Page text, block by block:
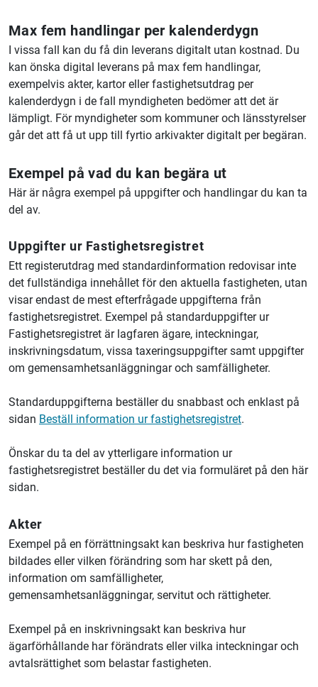
Max fem handlingar per kalenderdygn
I vissa fall kan du få din leverans digitalt utan kostnad. Du
kan önska digital leverans på max fem handlingar,
exempelvis akter, kartor eller fastighetsutdrag per
kalenderdygn i de fall myndigheten bedömer att det är
lämpligt. För myndigheter som kommuner och länsstyrelser
går det att få ut upp till fyrtio arkivakter digitalt per begäran.
Exempel på vad du kan begära ut
Här är några exempel på uppgifter och handlingar du kan ta
del av.
Uppgifter ur Fastighetsregistret
Ett registerutdrag med standardinformation redovisar inte
det fullständiga innehållet för den aktuella fastigheten, utan
visar endast de mest efterfrågade uppgifterna från
fastighetsregistret. Exempel på standarduppgifter ur
Fastighetsregistret är lagfaren ägare, inteckningar,
inskrivningsdatum, vissa taxeringsuppgifter samt uppgifter
om gemensamhetsanläggningar och samfälligheter.
Standarduppgifterna beställer du snabbast och enklast på
sidan Beställ information ur fastighetsregistret.
Önskar du ta del av ytterligare information ur
fastighetsregistret beställer du det via formuläret på den här
sidan.
Akter
Exempel på en förrättningsakt kan beskriva hur fastigheten
bildades eller vilken förändring som har skett på den,
information om samfälligheter,
gemensamhetsanläggningar, servitut och rättigheter.
Exempel på en inskrivningsakt kan beskriva hur
ägarförhållande har förändrats eller vilka inteckningar och
avtalsrättighet som belastar fastigheten.